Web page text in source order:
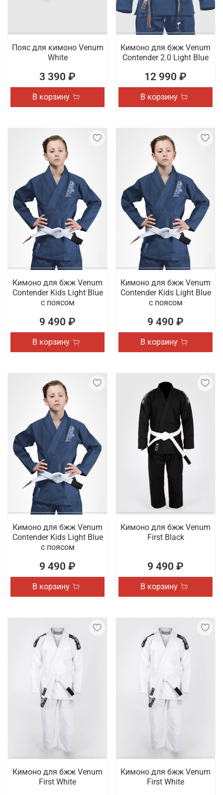
Пояс для кимоно Venum
White
3 390 ₽
В корзину
Кимоно для бжж Venum
Contender 2.0 Light Blue
12 990 ₽
В корзину
Кимоно для бжж Venum
Contender Kids Light Blue
с поясом
9 490 ₽
В корзину
Кимоно для бжж Venum
Contender Kids Light Blue
с поясом
9 490 ₽
В корзину
Кимоно для бжж Venum
Contender Kids Light Blue
с поясом
9 490 ₽
В корзину
Кимоно для бжж Venum
First Black
9 490 ₽
В корзину
Кимоно для бжж Venum
First White
Кимоно для бжж Venum
First White